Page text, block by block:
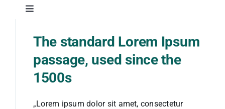
Piecza zastępcza
Przeciwdziałanie przemocy
Wsparcie
Toggle
Informacje ogólne
Reportaże radiowe
Wystąpienia w telewizji
The standard Lorem Ipsum
passage, used since the
1500s
„Lorem ipsum dolor sit amet, consectetur